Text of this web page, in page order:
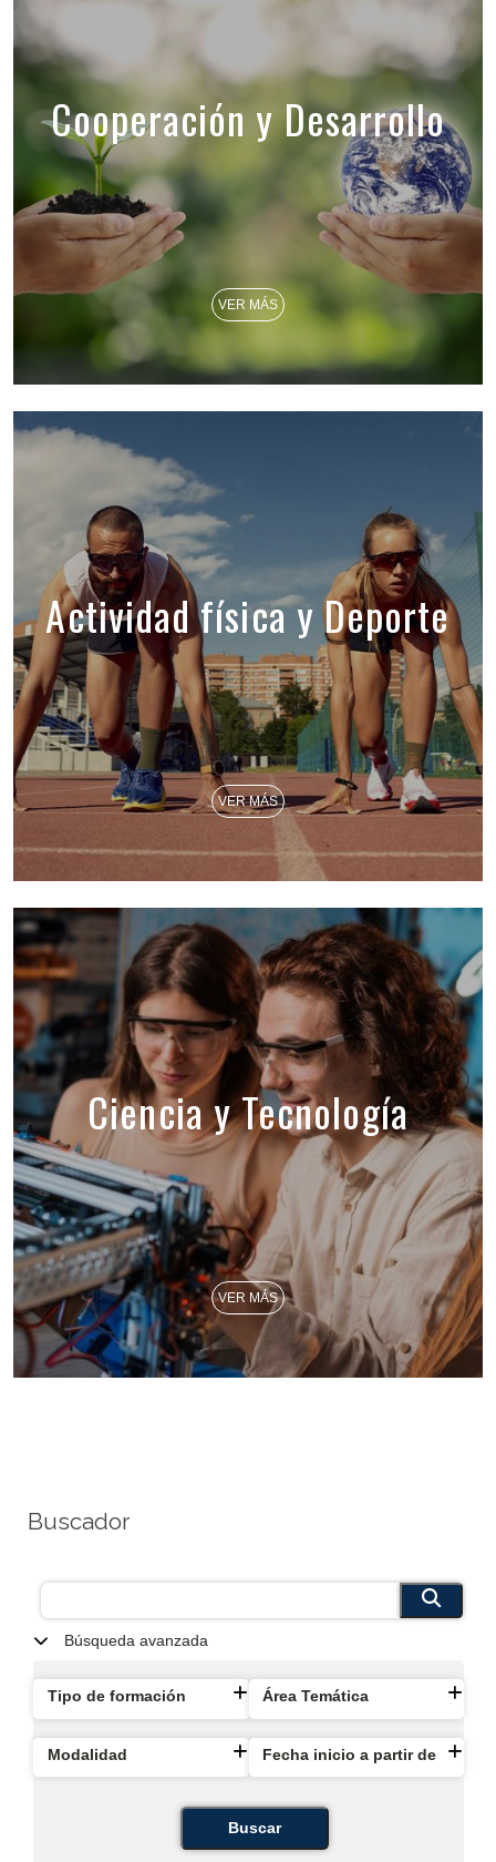
Cooperación y Desarrollo
VER MÁS
Actividad física y Deporte
VER MÁS
Ciencia y Tecnología
VER MÁS
Buscador
Búsqueda avanzada
Tipo de formación Área Temática
Modalidad Fecha inicio a partir de
Buscar